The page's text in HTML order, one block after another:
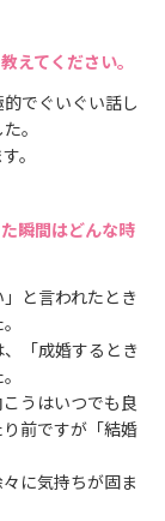
えてください。
でぐいぐい話し
。
。
瞬間はどんな時
と言われたとき
「成婚するとき
うはいつでも良
前ですが「結婚
に気持ちが固ま